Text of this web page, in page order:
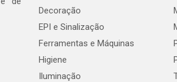
Decoração
EPI e Sinalização
Ferramentas e Máquinas
Higiene
Iluminação